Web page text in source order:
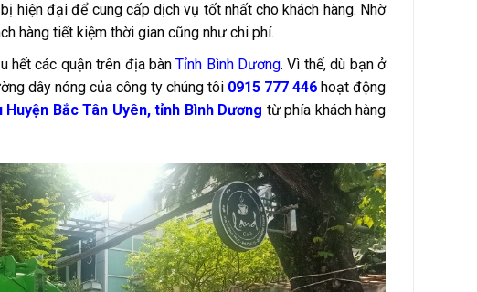
hiện đại để cung cấp dịch vụ tốt nhất cho khách hàng. Nhờ
hàng tiết kiệm thời gian cũng như chi phí.
hết các quận trên địa bànTỉnh Bình Dương. Vì thế, dù bạn ở
dây nóng của công ty chúng tôi 0915 777 446 hoạt động
Huyện Bắc Tân Uyên, tỉnh Bình Dương từ phía khách hàng